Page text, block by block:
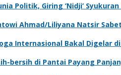
Politik, Giring ‘Nidji’
Ahmad/Liliyana Natsir
Internasional Bakal Digelar
bersih di Pantai Payang